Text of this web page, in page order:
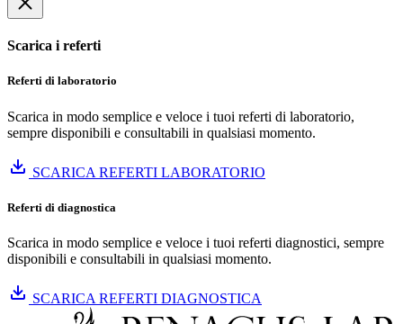
Scarica i referti
Referti di laboratorio
Scarica in modo semplice e veloce i tuoi referti di laboratorio,
sempre disponibili e consultabili in qualsiasi momento.
SCARICA REFERTI LABORATORIO
Referti di diagnostica
Scarica in modo semplice e veloce i tuoi referti diagnostici, sempre
disponibili e consultabili in qualsiasi momento.
SCARICA REFERTI DIAGNOSTICA